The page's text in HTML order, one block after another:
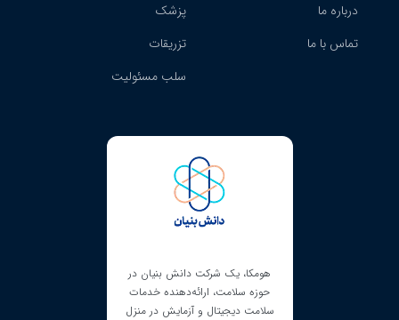
درباره ما
تماس با ما
پزشک
تزریقات
سلب مسئولیت
هومکا دارای مجوز کسب‌و‌کارهای
مجازی است که از طریق آن، هویت
مالک هومکا و محل فعالیت این شرکت